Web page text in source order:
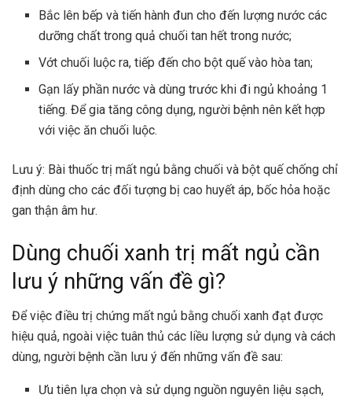
Bắc lên bếp và tiến hành đun cho đến lượng nước các
dưỡng chất trong quả chuối tan hết trong nước;
Vớt chuối luộc ra, tiếp đến cho bột quế vào hòa tan;
Gạn lấy phần nước và dùng trước khi đi ngủ khoảng 1
tiếng. Để gia tăng công dụng, người bệnh nên kết hợp
với việc ăn chuối luộc.
Lưu ý: Bài thuốc trị mất ngủ bằng chuối và bột quế chống chỉ
định dùng cho các đối tượng bị cao huyết áp, bốc hỏa hoặc
gan thận âm hư.
Dùng chuối xanh trị mất ngủ cần
lưu ý những vấn đề gì?
Để việc điều trị chứng mất ngủ bằng chuối xanh đạt được
hiệu quả, ngoài việc tuân thủ các liều lượng sử dụng và cách
dùng, người bệnh cần lưu ý đến những vấn đề sau:
Ưu tiên lựa chọn và sử dụng nguồn nguyên liệu sạch,